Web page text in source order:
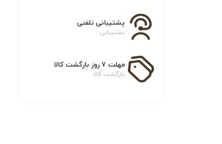
پشتیبانی تلفنی
پشتیبانی
مهلت ۷ روز بازگشت کالا
بازگشت کالا